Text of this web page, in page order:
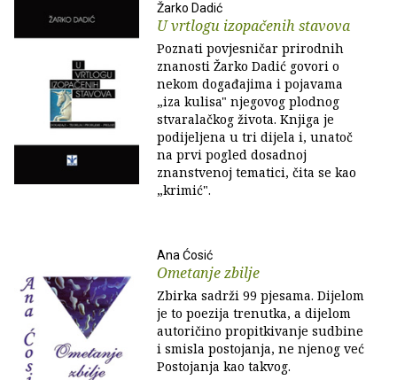
Žarko Dadić
U vrtlogu izopačenih stavova
Poznati povjesničar prirodnih
znanosti Žarko Dadić govori o
nekom događajima i pojavama
„iza kulisa" njegovog plodnog
stvaralačkog života. Knjiga je
podijeljena u tri dijela i, unatoč
na prvi pogled dosadnoj
znanstvenoj tematici, čita se kao
„krimić".
Ana Ćosić
Ometanje zbilje
Zbirka sadrži 99 pjesama. Dijelom
je to poezija trenutka, a dijelom
autoričino propitkivanje sudbine
i smisla postojanja, ne njenog već
Postojanja kao takvog.